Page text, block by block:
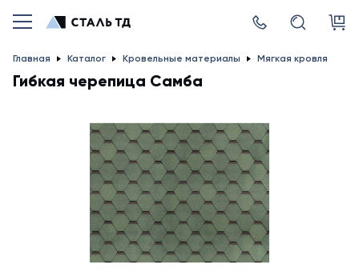
Главная Каталог Кровельные материалы Мягкая кровля
Гибкая черепица Самба